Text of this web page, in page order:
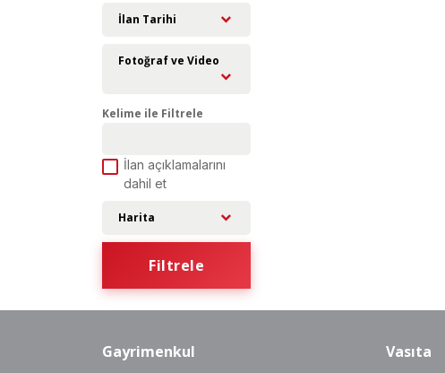
İlan Tarihi
Fotoğraf ve Video
Kelime ile Filtrele
İlan açıklamalarını
dahil et
Harita
Filtrele
Gayrimenkul
Vasıta